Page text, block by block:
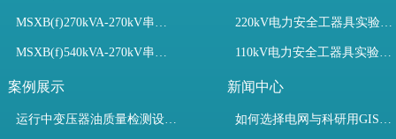
MSXB(f)270kVA-270kV串联谐振
MSXB(f)540kVA-270kV串联谐振试验装置
220kV电力安全工器具实验室配置
110kV电力安全工器具实验室配置
案例展示
运行中变压器油质量检测设备有哪些优势？
新闻中心
如何选择电网与科研用GIS局部放电模拟装置？